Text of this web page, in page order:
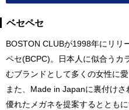
ベセペセ
BOSTON CLUBが1998年にリリ
ペセ(BCPC)。日本人に似合うカ
むブランドとして多くの女性に愛
また、Made in Japanに裏付け
優れたメガネを提案するととも